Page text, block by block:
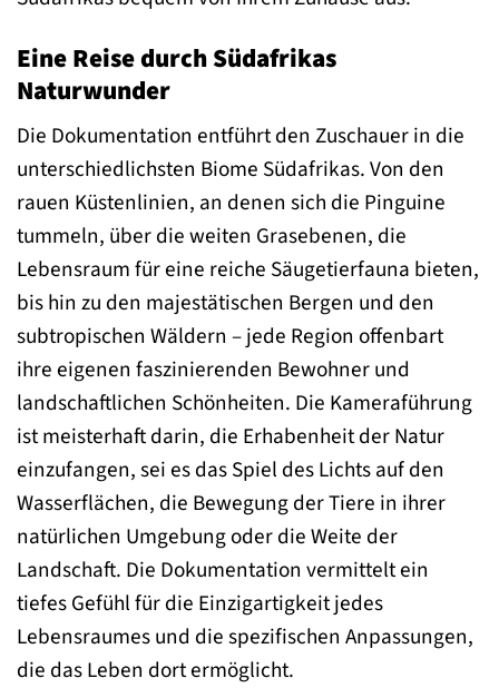
Eine Reise durch Südafrikas
Naturwunder
Die Dokumentation entführt den Zuschauer in die
unterschiedlichsten Biome Südafrikas. Von den
rauen Küstenlinien, an denen sich die Pinguine
tummeln, über die weiten Grasebenen, die
Lebensraum für eine reiche Säugetierfauna bieten,
bis hin zu den majestätischen Bergen und den
subtropischen Wäldern – jede Region offenbart
ihre eigenen faszinierenden Bewohner und
landschaftlichen Schönheiten. Die Kameraführung
ist meisterhaft darin, die Erhabenheit der Natur
einzufangen, sei es das Spiel des Lichts auf den
Wasserflächen, die Bewegung der Tiere in ihrer
natürlichen Umgebung oder die Weite der
Landschaft. Die Dokumentation vermittelt ein
tiefes Gefühl für die Einzigartigkeit jedes
Lebensraumes und die spezifischen Anpassungen,
die das Leben dort ermöglicht.